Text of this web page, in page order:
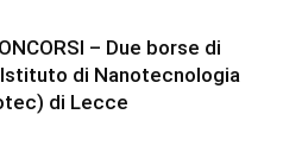
– Due borse di
di Nanotecnologia
di Lecce